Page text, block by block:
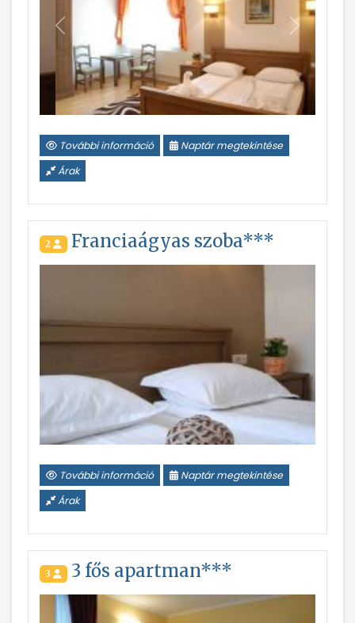
Vissza
További információ
Naptár megtekintése
Árak
2 Franciaágyas szoba***
További információ
Naptár megtekintése
Árak
3 3 fős apartman***